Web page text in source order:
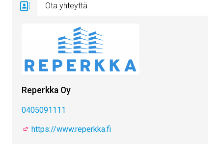
Ota yhteyttä
Reperkka Oy
0405091111
https://www.reperkka.fi